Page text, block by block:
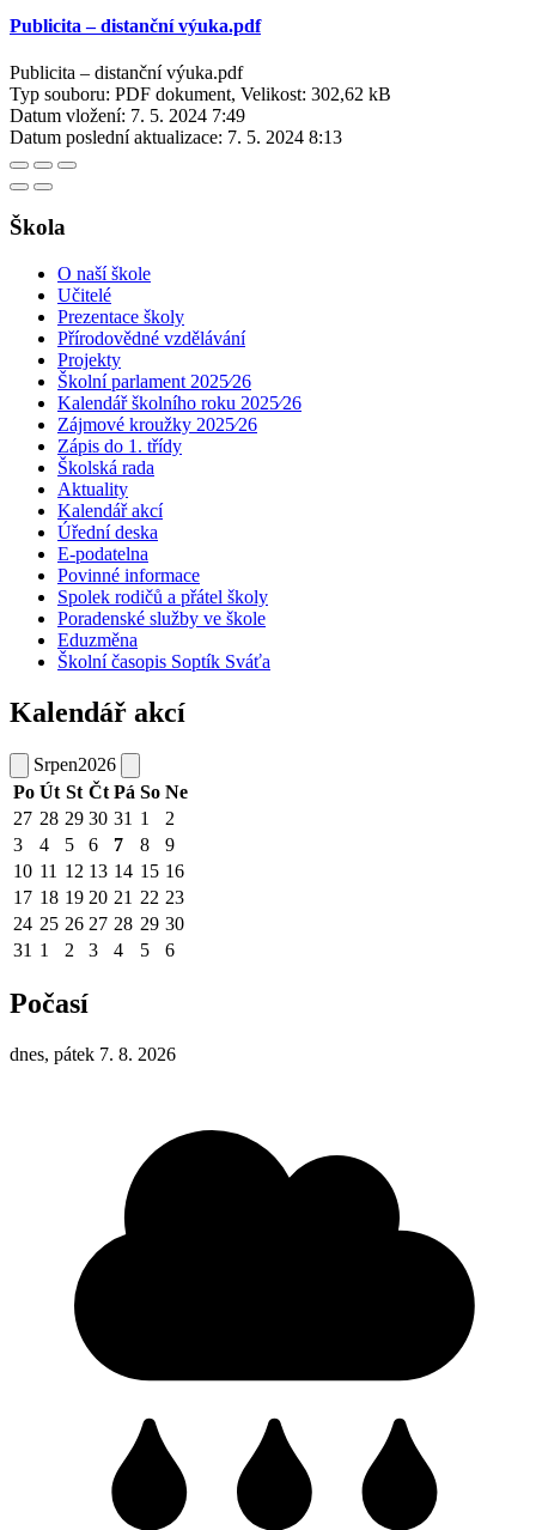
Publicita – distanční výuka.pdf
Publicita – distanční výuka.pdf
Typ souboru: PDF dokument, Velikost: 302,62 kB
Datum vložení: 7. 5. 2024 7:49
Datum poslední aktualizace: 7. 5. 2024 8:13
Škola
O naší škole
Učitelé
Prezentace školy
Přírodovědné vzdělávání
Projekty
Školní parlament 2025⁄26
Kalendář školního roku 2025⁄26
Zájmové kroužky 2025⁄26
Zápis do 1. třídy
Školská rada
Aktuality
Kalendář akcí
Úřední deska
E-podatelna
Povinné informace
Spolek rodičů a přátel školy
Poradenské služby ve škole
Eduzměna
Školní časopis Soptík Sváťa
Kalendář akcí
Srpen2026
Po Út St Čt Pá So Ne
27 28 29 30 31 1
2
3
4 5 6 7 8
9
10 11 12 13 14 15 16
17 18 19 20 21 22 23
24 25 26 27 28 29 30
31 1 2 3 4 5 6
Počasí
dnes, pátek 7. 8. 2026